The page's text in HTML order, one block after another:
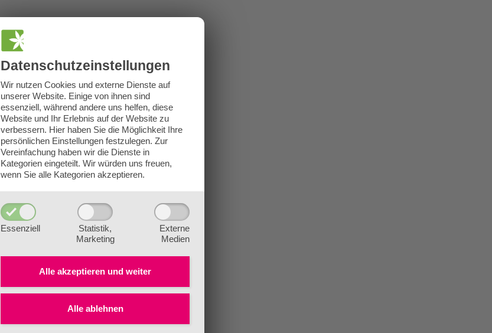
Datenschutz­einstellungen
Wir nutzen Cookies und externe Dienste auf
unserer Website. Einige von ihnen sind
essenziell, während andere uns helfen, diese
Website und Ihr Erlebnis auf der Website zu
verbessern. Hier haben Sie die Möglichkeit Ihre
persönlichen Einstellungen festzulegen. Zur
Vereinfachung haben wir die Dienste in
Kategorien eingeteilt. Wir würden uns freuen,
wenn Sie alle Kategorien akzeptieren.
Essenziell
Statistik,
Marketing
Externe
Medien
Alle akzeptieren und weiter
Alle ablehnen